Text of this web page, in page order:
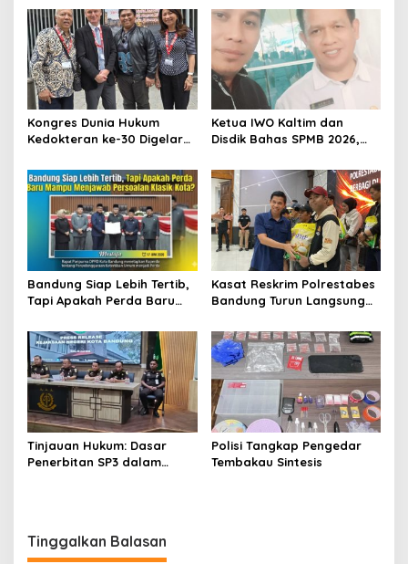
s
i
p
o
s
Kongres Dunia Hukum
Kedokteran ke-30 Digelar
Inovasi, dan Tantangan
Global Kesehatan
Ketua IWO Kaltim dan
Disdik Bahas SPMB 2026,
Transparansi dan Keadilan
bagi Calon Murid
Bandung Siap Lebih Tertib,
Tapi Apakah Perda Baru
Persoalan Klasik Kota?
Kasat Reskrim Polrestabes
Bandung Turun Langsung
Tinjauan Hukum: Dasar
Penerbitan SP3 dalam
Polisi Tangkap Pengedar
Tembakau Sintesis
Tinggalkan Balasan